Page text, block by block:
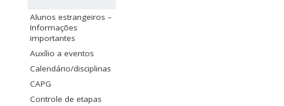
Alunos estrangeiros –
Informações
importantes
Auxílio a eventos
Calendário/disciplinas
CAPG
Controle de etapas